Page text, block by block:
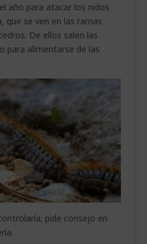
año para atacar los nidos
que se ven en las ramas
De ellos salen las
para alimentarse de las
pide consejo en